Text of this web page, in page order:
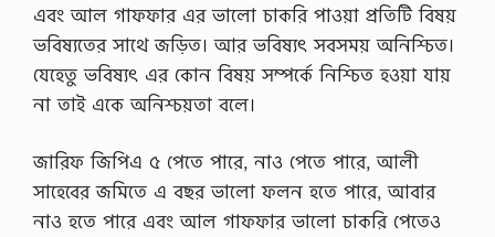
এবং আল গাফফার এর ভালো চাকরি পাওয়া প্রতিটি বিষয়
ভবিষ্যতের সাথে জড়িত। আর ভবিষ্যৎ সবসময় অনিশ্চিত।
যেহেতু ভবিষ্যৎ এর কোন বিষয় সম্পর্কে নিশ্চিত হওয়া যায়
না তাই একে অনিশ্চয়তা বলে।
জারিফ জিপিএ ৫ পেতে পারে, নাও পেতে পারে, আলী
সাহেবের জমিতে এ বছর ভালো ফলন হতে পারে, আবার
নাও হতে পারে এবং আল গাফফার ভালো চাকরি পেতেও